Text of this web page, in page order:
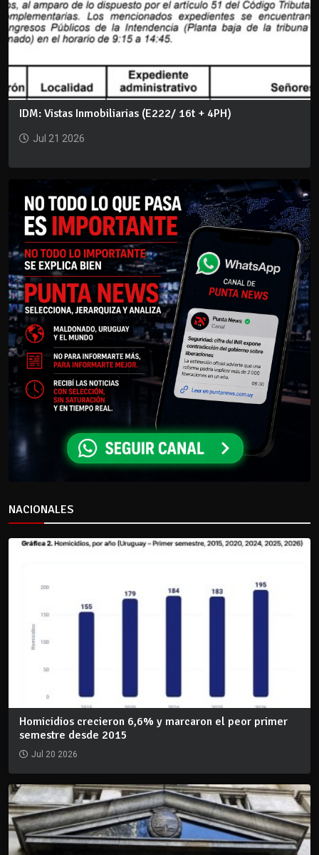
IDM: Vistas Inmobiliarias (E222/ 16t + 4PH)
Jul 21 2026
NACIONALES
Homicidios crecieron 6,6% y marcaron el peor primer
semestre desde 2015
Jul 20 2026